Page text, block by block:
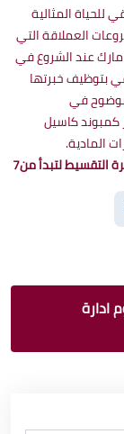
للحياة المثالية
العملاقة التي
عند الشروع في
بتوظيف خبرتها
بوضوح في
كمبوند كاسيل
المادية.
دفع مُقدم يبدأ من 0% ويصل إلى10% وتختلف معه فترة التقسيط لتبدأ من7
ادارة